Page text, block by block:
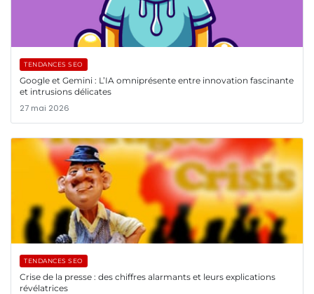
TENDANCES SEO
Google et Gemini : L’IA omniprésente entre innovation fascinante
et intrusions délicates
27 mai 2026
TENDANCES SEO
Crise de la presse : des chiffres alarmants et leurs explications
révélatrices